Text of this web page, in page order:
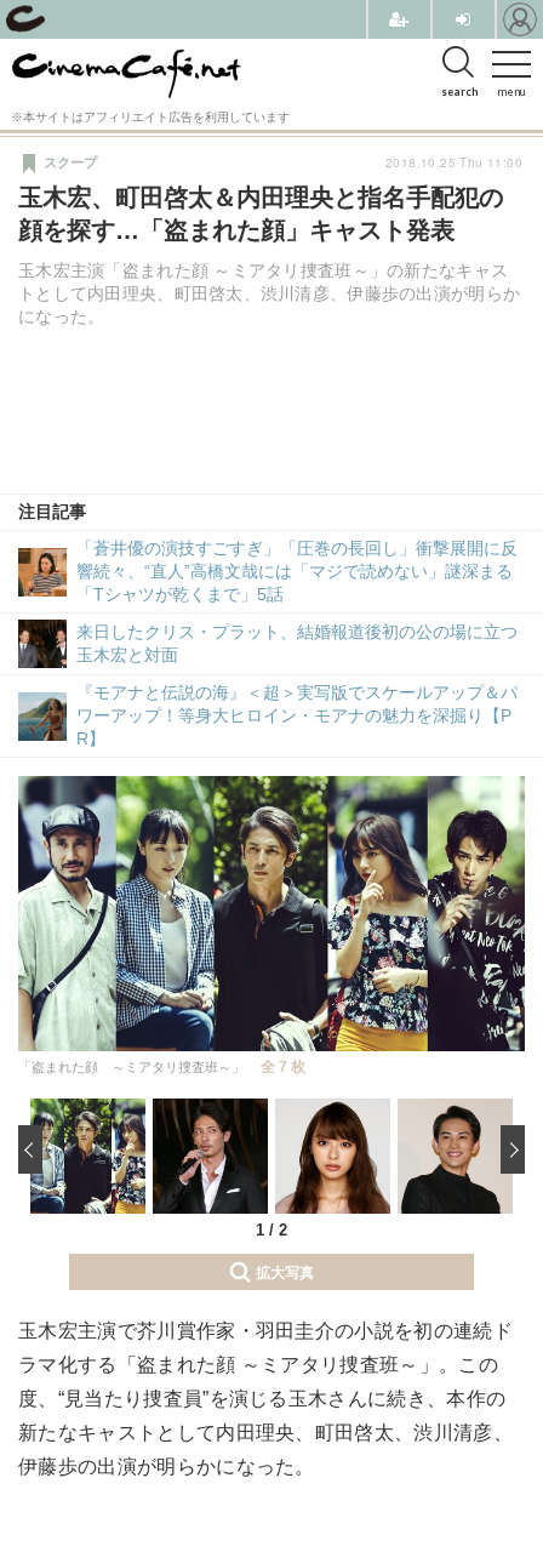
menu
search
※本サイトはアフィリエイト広告を利用しています
玉木宏、町田啓太＆内田理央と指名手配犯の
顔を探す…「盗まれた顔」キャスト発表
玉木宏主演「盗まれた顔 ～ミアタリ捜査班～」の新たなキャス
トとして内田理央、町田啓太、渋川清彦、伊藤歩の出演が明らか
になった。
スクープ
注目記事
「蒼井優の演技すごすぎ」「圧巻の長回し」衝撃展開に反
響続々、“直人”高橋文哉には「マジで読めない」謎深まる
「Tシャツが乾くまで」5話
来日したクリス・プラット、結婚報道後初の公の場に立つ
玉木宏と対面
『モアナと伝説の海』＜超＞実写版でスケールアップ＆パ
ワーアップ！等身大ヒロイン・モアナの魅力を深掘り【P
R】
2018.10.25 Thu 11:00
「盗まれた顔 ～ミアタリ捜査班～」 全 7 枚
1 / 2
‹
拡大写真
玉木宏主演で芥川賞作家・羽田圭介の小説を初の連続ド
ラマ化する「盗まれた顔 ～ミアタリ捜査班～」。この
度、“見当たり捜査員”を演じる玉木さんに続き、本作の
新たなキャストとして内田理央、町田啓太、渋川清彦、
伊藤歩の出演が明らかになった。